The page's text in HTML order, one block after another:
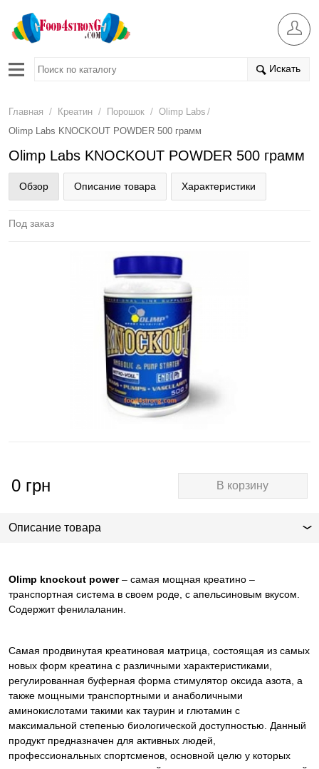
Искать
Главная / Креатин / Порошок / Olimp Labs /
Olimp Labs KNOCKOUT POWDER 500 грамм
Olimp Labs KNOCKOUT POWDER 500 грамм
Обзор Описание товара Характеристики
Под заказ
0 грн В корзину
Описание товара
Olimp knockout power – самая мощная креатино –
транспортная система в своем роде, с апельсиновым вкусом.
Содержит фенилаланин.
Самая продвинутая креатиновая матрица, состоящая из самых
новых форм креатина с различными характеристиками,
регулированная буферная форма стимулятор оксида азота, а
также мощными транспортными и анаболичными
аминокислотами такими как таурин и глютамин с
максимальной степенью биологической доступностью. Данный
продукт предназначен для активных людей,
профессиональных спортсменов, основной целю у которых